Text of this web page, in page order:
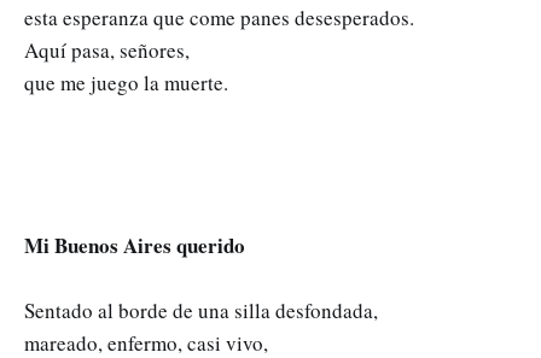
esta esperanza que come panes desesperados.
Aquí pasa, señores,
que me juego la muerte.
Mi Buenos Aires querido
Sentado al borde de una silla desfondada,
mareado, enfermo, casi vivo,